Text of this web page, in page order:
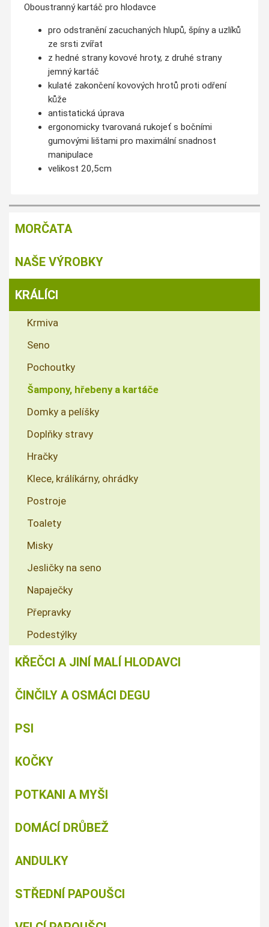
Oboustranný kartáč pro hlodavce
pro odstranění zacuchaných hlupů, špíny a uzlíků
ze srsti zvířat
z hedné strany kovové hroty, z druhé strany
jemný kartáč
kulaté zakončení kovových hrotů proti odření
kůže
antistatická úprava
ergonomicky tvarovaná rukojeť s bočními
gumovými lištami pro maximální snadnost
manipulace
velikost 20,5cm
MORČATA
NAŠE VÝROBKY
KRÁLÍCI
Krmiva
Seno
Pochoutky
Šampony, hřebeny a kartáče
Domky a pelíšky
Doplňky stravy
Hračky
Klece, králíkárny, ohrádky
Postroje
Toalety
Misky
Jesličky na seno
Napaječky
Přepravky
Podestýlky
KŘEČCI A JINÍ MALÍ HLODAVCI
ČINČILY A OSMÁCI DEGU
PSI
KOČKY
POTKANI A MYŠI
DOMÁCÍ DRŮBEŽ
ANDULKY
STŘEDNÍ PAPOUŠCI